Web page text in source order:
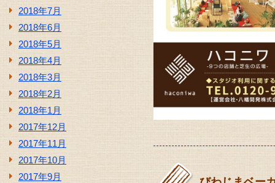
2018年7月
2018年6月
2018年5月
2018年4月
2018年3月
2018年2月
2018年1月
2017年12月
2017年11月
2017年10月
2017年9月